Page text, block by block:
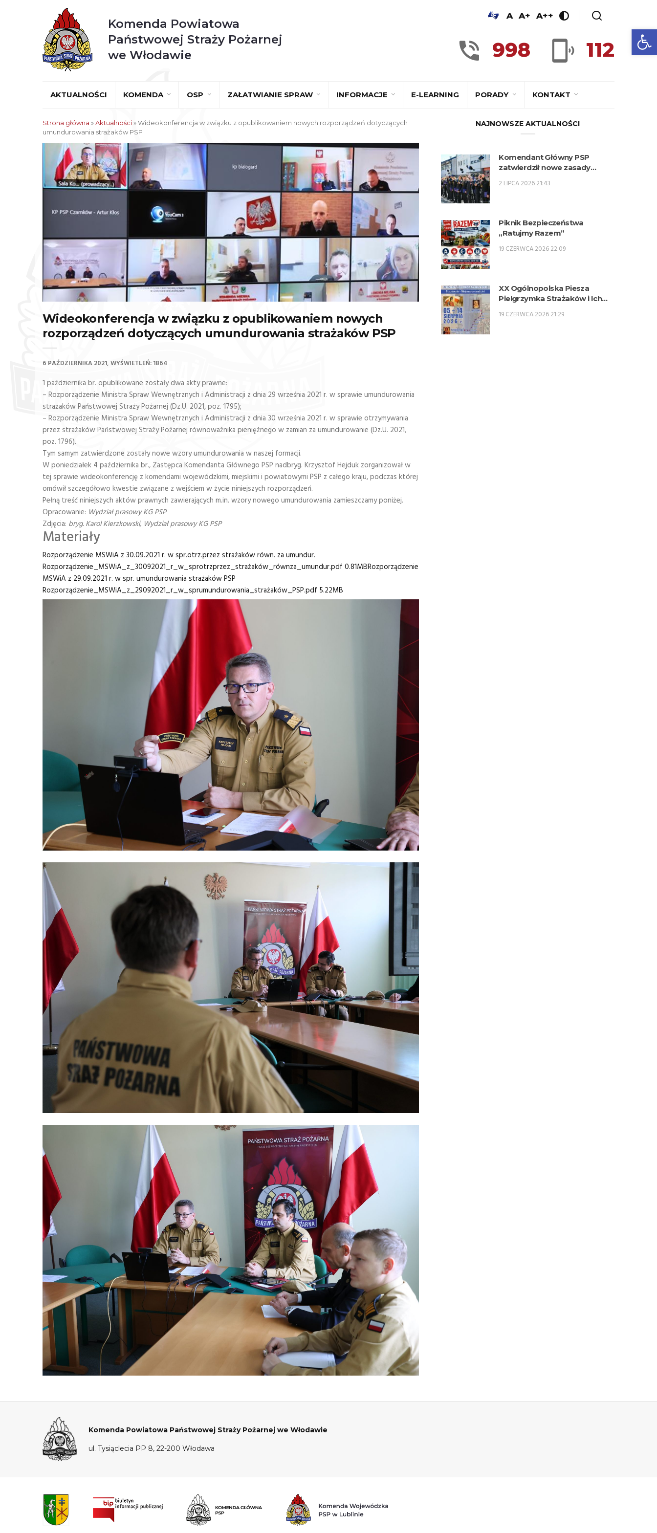
Komenda Powiatowa
Państwowej Straży Pożarnej
we Włodawie
A A+ A++
998 112
AKTUALNOŚCI KOMENDA OSP ZAŁATWIANIE SPRAW INFORMACJE E-LEARNING PORADY KONTAKT
Strona główna »Aktualności»Wideokonferencja w związku z opublikowaniem nowych rozporządzeń dotyczących
umundurowania strażaków PSP
Wideokonferencja w związku z opublikowaniem nowych
rozporządzeń dotyczących umundurowania strażaków PSP
6 PAŹDZIERNIKA 2021 WYŚWIETLEŃ: 1864
1 października br. opublikowane zostały dwa akty prawne:
– Rozporządzenie Ministra Spraw Wewnętrznych i Administracji z dnia 29 września 2021 r. w sprawie umundurowania
strażaków Państwowej Straży Pożarnej (Dz.U. 2021, poz. 1795);
– Rozporządzenie Ministra Spraw Wewnętrznych i Administracji z dnia 30 września 2021 r. w sprawie otrzymywania
przez strażaków Państwowej Straży Pożarnej równoważnika pieniężnego w zamian za umundurowanie (Dz.U. 2021,
poz. 1796).
Tym samym zatwierdzone zostały nowe wzory umundurowania w naszej formacji.
W poniedziałek 4 października br., Zastępca Komendanta Głównego PSP nadbryg. Krzysztof Hejduk zorganizował w
tej sprawie wideokonferencję z komendami wojewódzkimi, miejskimi i powiatowymi PSP z całego kraju, podczas której
omówił szczegółowo kwestie związane z wejściem w życie niniejszych rozporządzeń.
Pełną treść niniejszych aktów prawnych zawierających m.in. wzory nowego umundurowania zamieszczamy poniżej.
Opracowanie: Wydział prasowy KG PSP
Zdjęcia: bryg. Karol Kierzkowski, Wydział prasowy KG PSP
Materiały
Rozporządzenie MSWiA z 30.09.2021 r. w spr.otrz.przez strażaków równ. za umundur.
Rozporządzenie​_MSWiA​_z​_30092021​_r​_w​_sprotrzprzez​_strażaków​_równza​_umundur.pdf 0.81MBRozporządzenie
MSWiA z 29.09.2021 r. w spr. umundurowania strażaków PSP
Rozporządzenie​_MSWiA​_z​_29092021​_r​_w​_sprumundurowania​_strażaków​_PSP.pdf 5.22MB
NAJNOWSZE AKTUALNOŚCI
Komendant Główny PSP
zatwierdził nowe zasady
kwalifikacyjne kursy
roku szkolnym 2026/2027.
2 LIPCA 2026 21:43
Piknik Bezpieczeństwa
„Ratujmy Razem”
19 CZERWCA 2026 22:09
XX Ogólnopolska Piesza
Pielgrzymka Strażaków i Ich
sierpnia 2026 r.
19 CZERWCA 2026 21:29
Komenda Powiatowa Państwowej Straży Pożarnej we Włodawie
ul. Tysiąclecia PP 8, 22-200 Włodawa